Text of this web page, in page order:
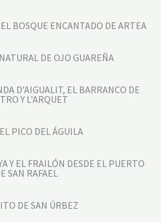
BOSQUE ENCANTADO DE ARTEA
DE OJO GUAREÑA
D’AIGUALIT, EL BARRANCO DE
Y L’ARQUET
PICO DEL ÁGUILA
Y EL FRAILÓN DESDE EL PUERTO
SAN RAFAEL
DE SAN ÚRBEZ